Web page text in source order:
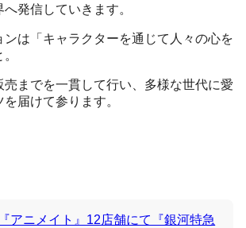
発信していきます。
ンは「キャラクターを通じて人々の心を
売までを一貫して行い、多様な世代に愛
届けて参ります。
『アニメイト』12店舗にて『銀河特急